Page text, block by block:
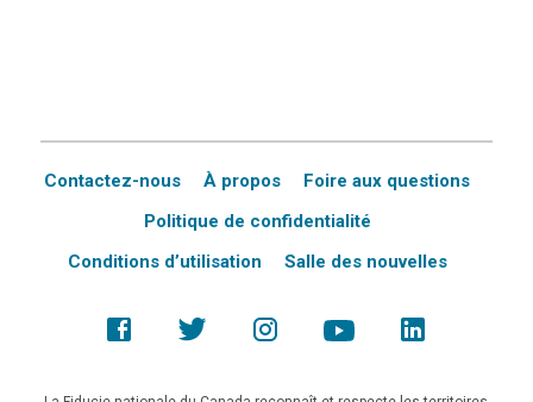
Contactez-nous À propos
Foire aux questions
Politique de confidentialité
Conditions d’utilisation
Salle des nouvelles